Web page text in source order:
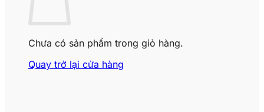
Chưa có sản phẩm trong giỏ hàng.
Quay trở lại cửa hàng